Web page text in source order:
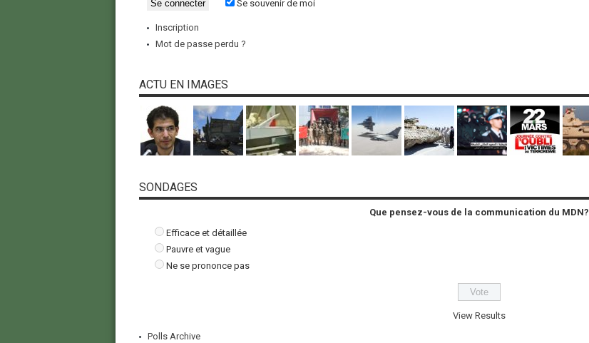
Se souvenir de moi
Inscription
Mot de passe perdu ?
ACTU EN IMAGES
SONDAGES
Que pensez-vous de la communication du MDN?
Efficace et détaillée
Pauvre et vague
Ne se prononce pas
View Results
Polls Archive